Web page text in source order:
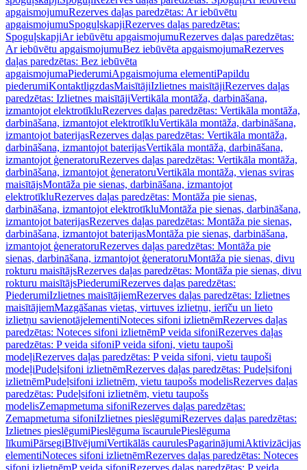
apgaismojumuRezerves daļas paredzētas: Ar iebūvētu
apgaismojumuSpoguļskapjiRezerves daļas paredzētas:
SpoguļskapjiAr iebūvētu apgaismojumuRezerves daļas paredzētas:
Ar iebūvētu apgaismojumuBez iebūvēta apgaismojumaRezerves
daļas paredzētas: Bez iebūvēta
apgaismojumaPiederumiApgaismojuma elementiPapildu
piederumiKontaktligzdasMaisītājiIzlietnes maisītājiRezerves daļas
paredzētas: Izlietnes maisītājiVertikāla montāža, darbināšana,
izmantojot elektrotīkluRezerves daļas paredzētas: Vertikāla montāža,
darbināšana, izmantojot elektrotīkluVertikāla montāža, darbināšana,
izmantojot baterijasRezerves daļas paredzētas: Vertikāla montāža,
darbināšana, izmantojot baterijasVertikāla montāža, darbināšana,
izmantojot ģeneratoruRezerves daļas paredzētas: Vertikāla montāža,
darbināšana, izmantojot ģeneratoruVertikāla montāža, vienas sviras
maisītājsMontāža pie sienas, darbināšana, izmantojot
elektrotīkluRezerves daļas paredzētas: Montāža pie sienas,
darbināšana, izmantojot elektrotīkluMontāža pie sienas, darbināšana,
izmantojot baterijasRezerves daļas paredzētas: Montāža pie sienas,
darbināšana, izmantojot baterijasMontāža pie sienas, darbināšana,
izmantojot ģeneratoruRezerves daļas paredzētas: Montāža pie
sienas, darbināšana, izmantojot ģeneratoruMontāža pie sienas, divu
rokturu maisītājsRezerves daļas paredzētas: Montāža pie sienas, divu
rokturu maisītājsPiederumiRezerves daļas paredzētas:
PiederumiIzlietnes maisītājiemRezerves daļas paredzētas: Izlietnes
maisītājiemMazgāšanas vietas, virtuves izlietņu, ierīču un lieto
izlietņu savienotājelementiNoteces sifoni izlietnēmRezerves daļas
paredzētas: Noteces sifoni izlietnēmP veida sifoniRezerves daļas
paredzētas: P veida sifoniP veida sifoni, vietu taupoši
modeļiRezerves daļas paredzētas: P veida sifoni, vietu taupoši
modeļiPudeļsifoni izlietnēmRezerves daļas paredzētas: Pudeļsifoni
izlietnēmPudeļsifoni izlietnēm, vietu taupošs modelisRezerves daļas
paredzētas: Pudeļsifoni izlietnēm, vietu taupošs
modelisZemapmetuma sifoniRezerves daļas paredzētas:
Zemapmetuma sifoniIzlietnes pieslēgumiRezerves daļas paredzētas:
Izlietnes pieslēgumiPieslēguma īscaurulePieslēguma
līkumiPārsegiBlīvējumiVertikālās caurulesPagarinājumiAktivizācijas
elementiNoteces sifoni izlietnēmRezerves daļas paredzētas: Noteces
sifoni izlietnēmP veida sifoniRezerves daļas paredzētas: P veida